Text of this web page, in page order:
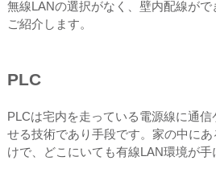
無線LANの選択がなく、壁内配線が
ご紹介します。
PLC
PLCは宅内を走っている電源線に通
せる技術であり手段です。家の中に
けで、どこにいても有線LAN環境が手